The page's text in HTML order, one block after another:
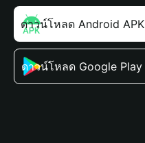
ดาวน์โหลด Android APK
ดาวน์โหลด Google Play